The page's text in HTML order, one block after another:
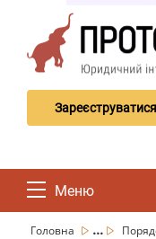
Зареєструватися
Меню
Головна ...